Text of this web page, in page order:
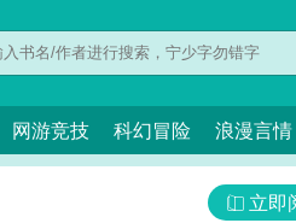
网游竞技 科幻冒险 浪漫言情
立即